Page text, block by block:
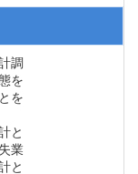
調
を
を
と
業
と